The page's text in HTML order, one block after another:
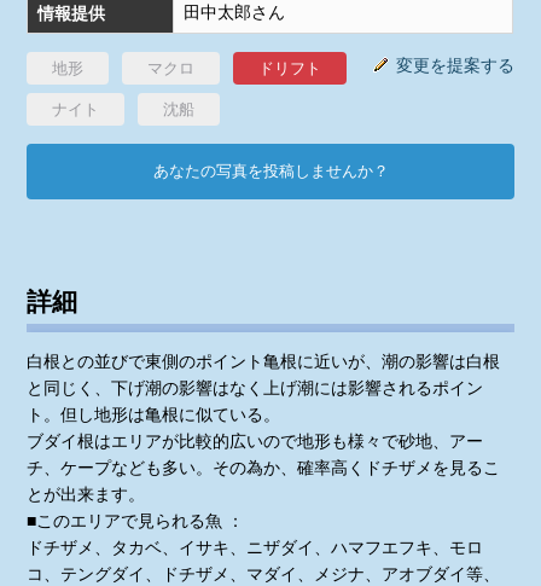
情報提供 田中太郎さん
変更を提案する
地形 マクロ ドリフト
ナイト 沈船
あなたの写真を投稿しませんか？
詳細
白根との並びで東側のポイント亀根に近いが、潮の影響は白根
と同じく、下げ潮の影響はなく上げ潮には影響されるポイン
ト。但し地形は亀根に似ている。
ブダイ根はエリアが比較的広いので地形も様々で砂地、アー
チ、ケープなども多い。その為か、確率高くドチザメを見るこ
とが出来ます。
■このエリアで見られる魚 ：
ドチザメ、タカベ、イサキ、ニザダイ、ハマフエフキ、モロ
コ、テングダイ、ドチザメ、マダイ、メジナ、アオブダイ等、